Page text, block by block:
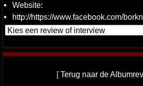
Website:
http://https://www.facebook.com/
[Terug naar de